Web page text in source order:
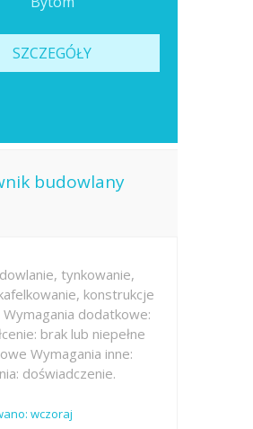
SZCZEGÓŁY
budowlany
tynkowanie,
konstrukcje
dodatkowe:
brak lub niepełne
Wymagania inne:
doświadczenie.
wczoraj